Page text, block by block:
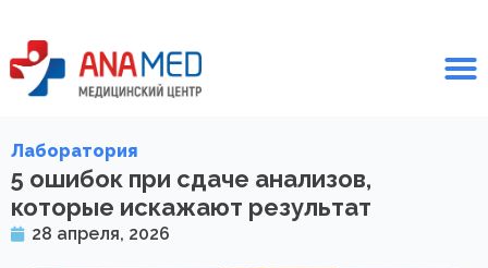
Лаборатория
5 ошибок при сдаче анализов,
которые искажают результат
28 апреля, 2026